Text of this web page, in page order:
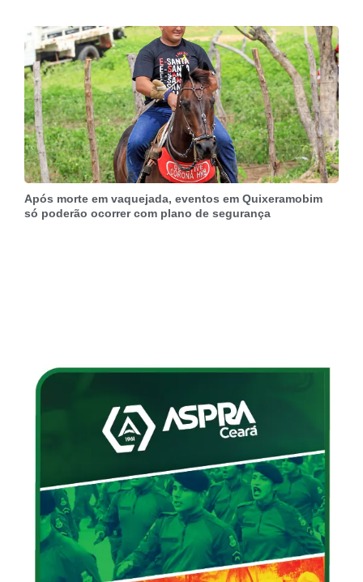
Após morte em vaquejada, eventos em Quixeramobim
só poderão ocorrer com plano de segurança